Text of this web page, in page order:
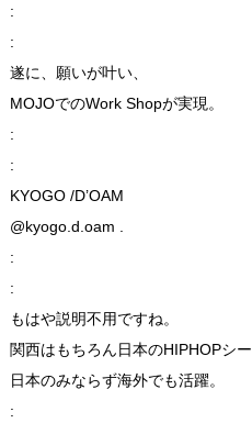
:
:
遂に、願いが叶い、
MOJOでのWork Shopが実現。
:
:
KYOGO /D’OAM
@kyogo.d.oam .
:
:
もはや説明不用ですね。
関西はもちろん日本のHIPHOPシ
日本のみならず海外でも活躍。
: